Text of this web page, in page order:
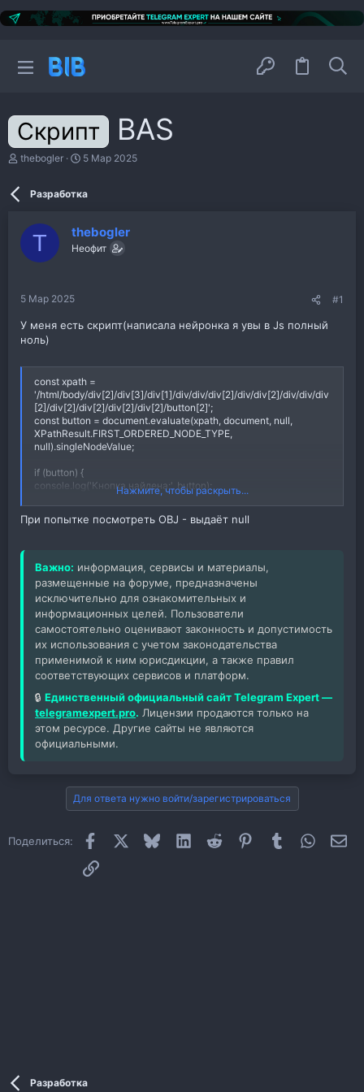
Скрипт BAS
А
е
м
ы
thebogler
Д
а
ч
а
5 Мар 2025
Разработка
T thebogler
Неофит
5 Мар 2025 #1
У меня есть скрипт(написала нейронка я увы в Js полный
ноль)
const xpath =
'/html/body/div[2]/div[3]/div[1]/div/div/div[2]/div/div[2]/div/div/div
[2]/div[2]/div[2]/div[2]/div[2]/button[2]';
const button = document.evaluate(xpath, document, null,
XPathResult.FIRST_ORDERED_NODE_TYPE,
null).singleNodeValue;
if (button) {
console.log('Кнопка найдена:', button);
const originalFetch = window.fetch;
[[OBJ]] = options.headers
// Нажать на кнопку
button.click();
} else {
console.error('Кнопка не найдена');
}​
Нажмите, чтобы раскрыть...
При попытке посмотреть OBJ - выдаёт null
Важно: информация, сервисы и материалы,
размещенные на форуме, предназначены
исключительно для ознакомительных и
информационных целей. Пользователи
самостоятельно оценивают законность и допустимость
их использования с учетом законодательства
применимой к ним юрисдикции, а также правил
соответствующих сервисов и платформ.
🔒 Единственный официальный сайт Telegram Expert —
telegramexpert.pro. Лицензии продаются только на
этом ресурсе. Другие сайты не являются
официальными.
Для ответа нужно войти/зарегистрироваться
Поделиться: Facebook BlueskyLinkedInReddit PinterestTumblr
Ссылка
Разработка